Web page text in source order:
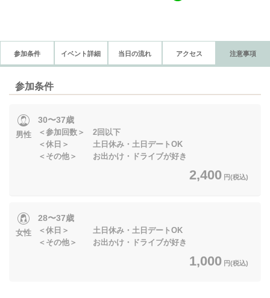
参加条件 イベント詳細 当日の流れ アクセス 注意事項
参加条件
男性
30〜37歳
＜参加回数＞ 2回以下
＜休日＞ 土日休み・土日デートOK
＜その他＞ お出かけ・ドライブが好き
2,400 円(税込)
女性
28〜37歳
＜休日＞ 土日休み・土日デートOK
＜その他＞ お出かけ・ドライブが好き
1,000 円(税込)